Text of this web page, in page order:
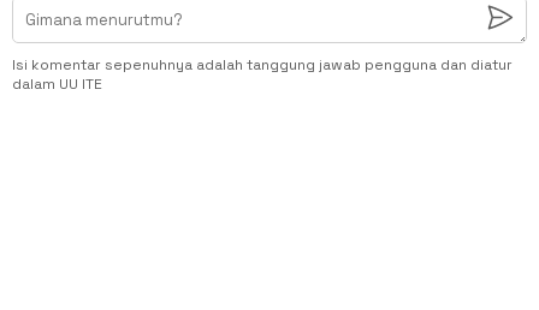
Isi komentar sepenuhnya adalah tanggung jawab pengguna dan diatur
dalam UU ITE